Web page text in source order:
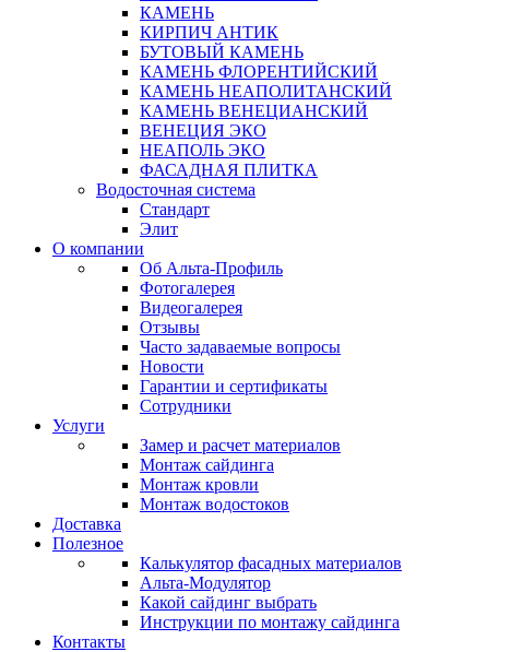
КАМЕНЬ
КИРПИЧ АНТИК
БУТОВЫЙ КАМЕНЬ
КАМЕНЬ ФЛОРЕНТИЙСКИЙ
КАМЕНЬ НЕАПОЛИТАНСКИЙ
КАМЕНЬ ВЕНЕЦИАНСКИЙ
ВЕНЕЦИЯ ЭКО
НЕАПОЛЬ ЭКО
ФАСАДНАЯ ПЛИТКА
Водосточная система
Стандарт
Элит
О компании
Об Альта-Профиль
Фотогалерея
Видеогалерея
Отзывы
Часто задаваемые вопросы
Новости
Гарантии и сертификаты
Сотрудники
Услуги
Замер и расчет материалов
Монтаж сайдинга
Монтаж кровли
Монтаж водостоков
Доставка
Полезное
Калькулятор фасадных материалов
Альта-Модулятор
Какой сайдинг выбрать
Инструкции по монтажу сайдинга
Контакты